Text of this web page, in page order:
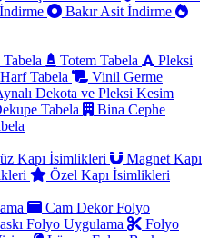
Bakır Asit İndirme
Totem Tabela
Pleksi
Tabela
Vinil Germe
Dekota ve Pleksi Kesim
Tabela
Bina Cephe
Kapı İsimlikleri
Magnet Kapı
Özel Kapı İsimlikleri
Cam Dekor Folyo
Folyo Uygulama
Folyo